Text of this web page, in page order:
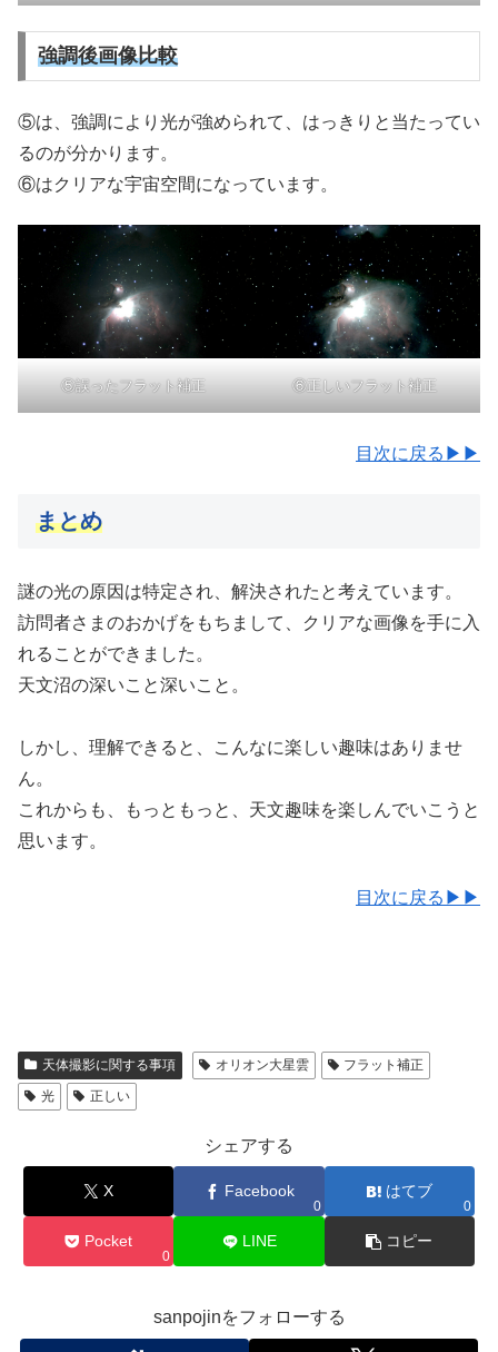
強調後画像比較
⑤は、強調により光が強められて、はっきりと当たってい
るのが分かります。
⑥はクリアな宇宙空間になっています。
⑤誤ったフラット補正 ⑥正しいフラット補正
目次に戻る▶▶
まとめ
謎の光の原因は特定され、解決されたと考えています。
訪問者さまのおかげをもちまして、クリアな画像を手に入
れることができました。
天文沼の深いこと深いこと。
しかし、理解できると、こんなに楽しい趣味はありませ
ん。
これからも、もっともっと、天文趣味を楽しんでいこうと
思います。
目次に戻る▶▶
天体撮影に関する事項 オリオン大星雲
フラット補正
光
正しい
シェアする
X Facebook
0
はてブ
0
Pocket
0
LINE コピー
sanpojinをフォローする